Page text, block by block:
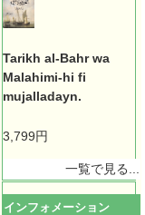
Tarikh al-Bahr wa
Malahimi-hi fi
mujalladayn.
3,799円
一覧で見る...
インフォメーション